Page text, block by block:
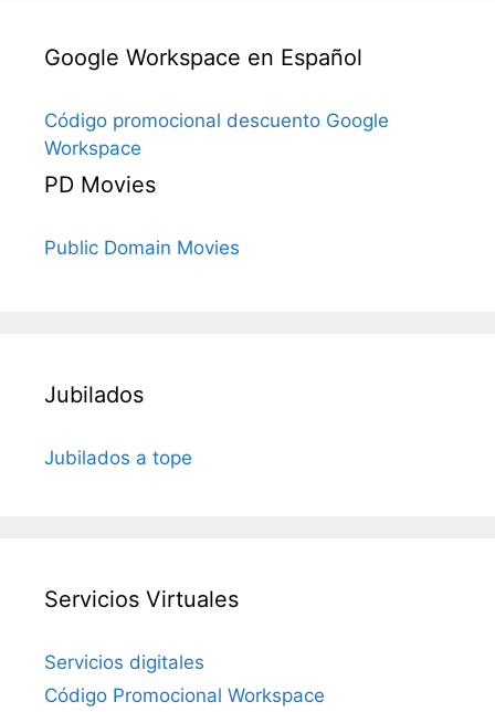
Google Workspace en Español
Código promocional descuento Google
Workspace
PD Movies
Public Domain Movies
Jubilados
Jubilados a tope
Servicios Virtuales
Servicios digitales
Código Promocional Workspace